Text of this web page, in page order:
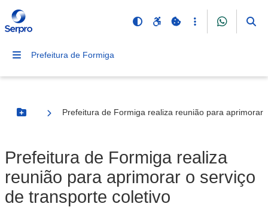
Prefeitura de Formiga
Botão Menu
Prefeitura de Formiga realiza reunião para aprimorar
Prefeitura de Formiga realiza
reunião para aprimorar o serviço
de transporte coletivo